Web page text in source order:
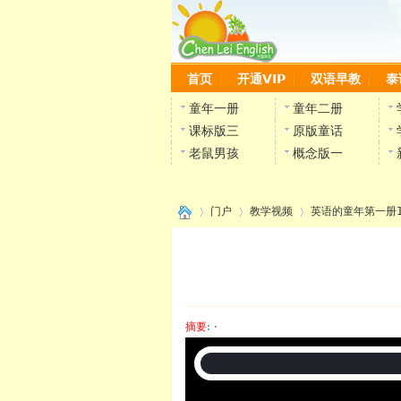
首页 开通VIP 双语早教 泰
童年一册 童年二册
课标版三
原版童话
老鼠男孩
概念版一
陈雷
门户 教学视频 英语的童年第一册
摘要: ·